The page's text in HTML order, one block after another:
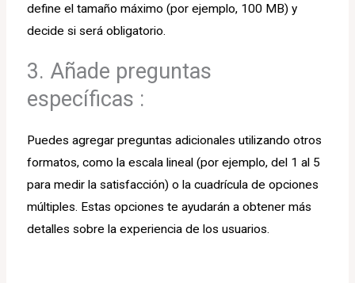
define el tamaño máximo (por ejemplo, 100 MB) y
decide si será obligatorio.
3. Añade preguntas
específicas :
Puedes agregar preguntas adicionales utilizando otros
formatos, como la escala lineal (por ejemplo, del 1 al 5
para medir la satisfacción) o la cuadrícula de opciones
múltiples. Estas opciones te ayudarán a obtener más
detalles sobre la experiencia de los usuarios.